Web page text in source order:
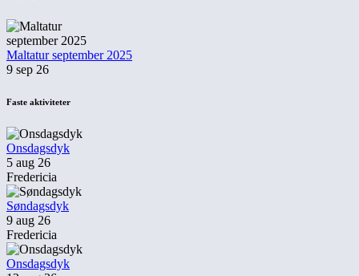
Maltatur september 2025
9 sep 26
Faste aktiviteter
Onsdagsdyk
5 aug 26
Fredericia
Søndagsdyk
9 aug 26
Fredericia
Onsdagsdyk